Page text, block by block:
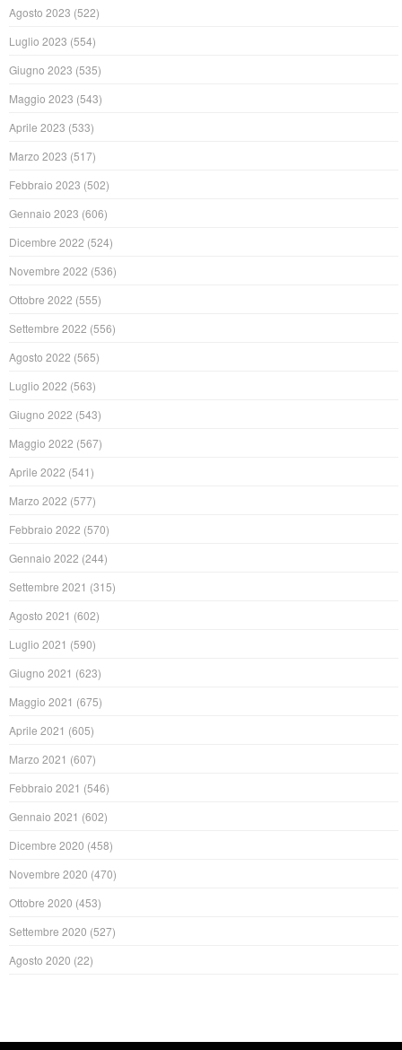
Agosto 2023 (522)
Luglio 2023 (554)
Giugno 2023 (535)
Maggio 2023 (543)
Aprile 2023 (533)
Marzo 2023 (517)
Febbraio 2023 (502)
Gennaio 2023 (606)
Dicembre 2022 (524)
Novembre 2022 (536)
Ottobre 2022 (555)
Settembre 2022 (556)
Agosto 2022 (565)
Luglio 2022 (563)
Giugno 2022 (543)
Maggio 2022 (567)
Aprile 2022 (541)
Marzo 2022 (577)
Febbraio 2022 (570)
Gennaio 2022 (244)
Settembre 2021 (315)
Agosto 2021 (602)
Luglio 2021 (590)
Giugno 2021 (623)
Maggio 2021 (675)
Aprile 2021 (605)
Marzo 2021 (607)
Febbraio 2021 (546)
Gennaio 2021 (602)
Dicembre 2020 (458)
Novembre 2020 (470)
Ottobre 2020 (453)
Settembre 2020 (527)
Agosto 2020 (22)